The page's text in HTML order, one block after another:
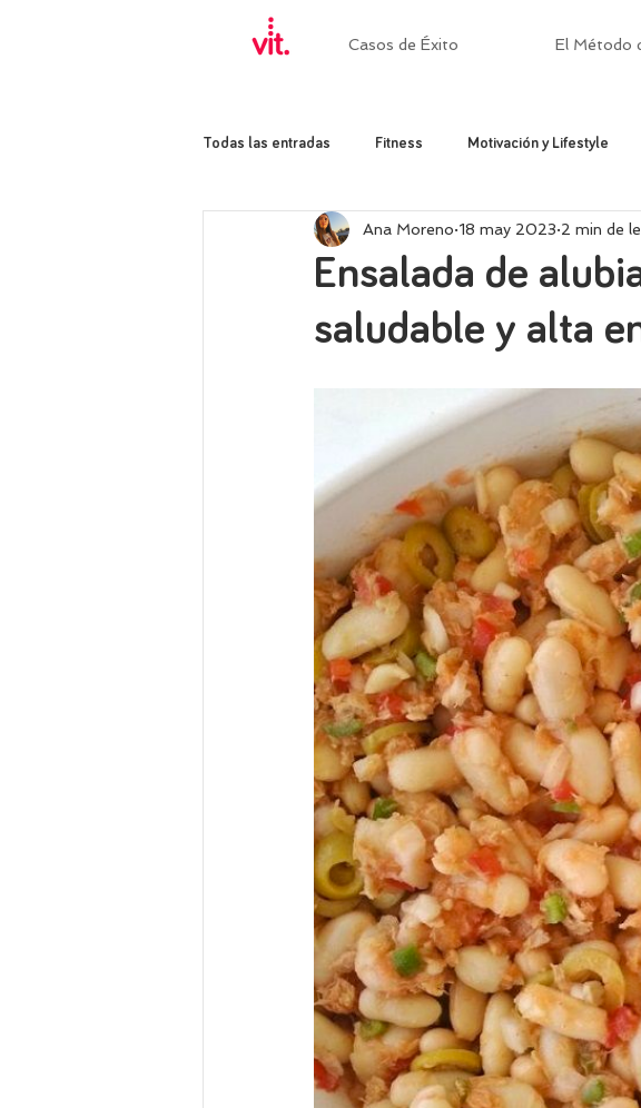
Casos de Éxito El Método
Todas las entradas Fitness Motivación y Lifestyle
Ensalada de
saludable y alta
Ana Moreno 18 may 2023 2 min de